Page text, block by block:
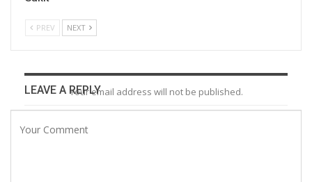
PREV NEXT
LEAVE A REPLYYour email address will not be published.